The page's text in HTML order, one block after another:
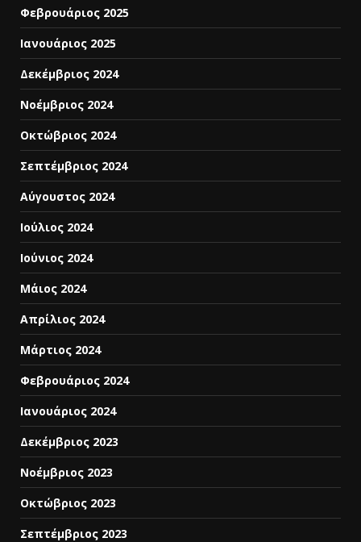
Φεβρουάριος 2025
Ιανουάριος 2025
Δεκέμβριος 2024
Νοέμβριος 2024
Οκτώβριος 2024
Σεπτέμβριος 2024
Αύγουστος 2024
Ιούλιος 2024
Ιούνιος 2024
Μάιος 2024
Απρίλιος 2024
Μάρτιος 2024
Φεβρουάριος 2024
Ιανουάριος 2024
Δεκέμβριος 2023
Νοέμβριος 2023
Οκτώβριος 2023
Σεπτέμβριος 2023